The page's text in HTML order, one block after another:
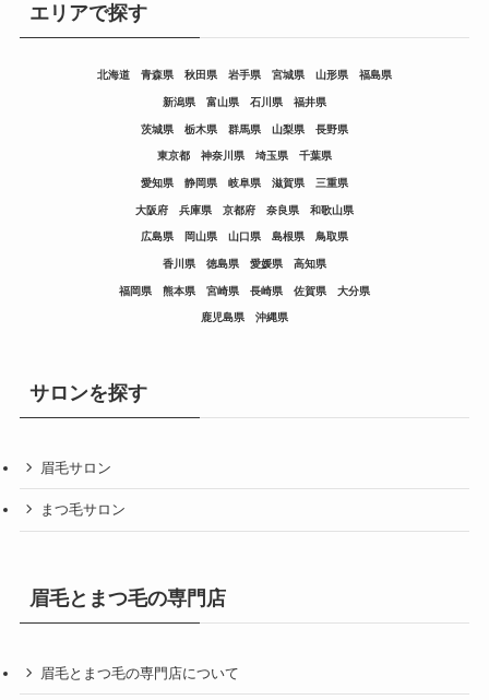
エリアで探す
北海道 青森県 秋田県 岩手県 宮城県 山形県 福島県
新潟県 富山県 石川県 福井県
茨城県 栃木県 群馬県 山梨県 長野県
東京都 神奈川県 埼玉県 千葉県
愛知県 静岡県 岐阜県 滋賀県 三重県
大阪府 兵庫県 京都府 奈良県 和歌山県
広島県 岡山県 山口県 島根県 鳥取県
香川県 徳島県 愛媛県 高知県
福岡県 熊本県 宮崎県 長崎県 佐賀県 大分県
鹿児島県 沖縄県
サロンを探す
眉毛サロン
まつ毛サロン
眉毛とまつ毛の専門店
眉毛とまつ毛の専門店について